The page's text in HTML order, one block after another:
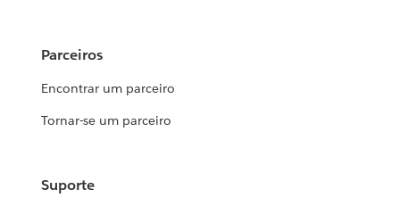
Parceiros
Encontrar um parceiro
Tornar-se um parceiro
Suporte